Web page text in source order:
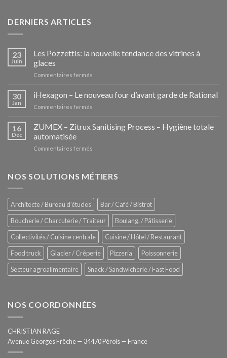
DERNIERS ARTICLES
23
Juin
Les Pozzettis: la nouvelle tendance des vitrines à
glaces
Commentaires fermés
Pozzettis:
la
des
30
Jan
iHexagon – Le nouveau four d’avant garde de Rational
Commentaires fermés
–
Le
de
16
Déc
ZUMEX – Zitrux Sanitising Process – Hygiène totale
automatisée
Commentaires fermés
Zitrux
–
Hygiène
totale
automatisée
NOS SOLUTIONS MÉTIERS
Architecte / Bureau d'études
Bar / Café / Bistrot
Boucherie / Charcuterie / Traiteur
Boulang. / Pâtisserie
Collectivités / Cuisine centrale
Cuisine / Hôtel / Restaurant
Food truck
Glacier / Crêperie Pizzeria
Poissonnerie
Secteur agroalimentaire
Snack / Sandwicherie / Fast Food
NOS COORDONNÉES
CHRISTIAN RAGE
Avenue Georges Frêche — 34470 Pérols — France